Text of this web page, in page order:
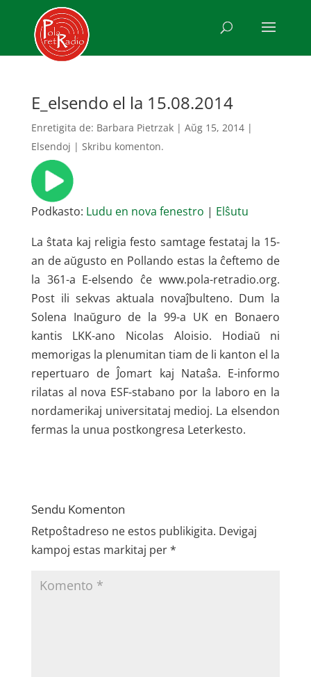
E_elsendo el la 15.08.2014
Enretigita de: Barbara Pietrzak| Aŭg 15, 2014|
Elsendoj | Skribu komenton.
Podkasto: Ludu en nova fenestro | Elŝutu
La ŝtata kaj religia festo samtage festataj la 15-
an de aŭgusto en Pollando estas la ĉeftemo de
la 361-a E-elsendo ĉe www.pola-retradio.org.
Post ili sekvas aktuala novaĵbulteno. Dum la
Solena Inaŭguro de la 99-a UK en Bonaero
kantis LKK-ano Nicolas Aloisio. Hodiaŭ ni
memorigas la plenumitan tiam de li kanton el la
repertuaro de Ĵomart kaj Nataŝa. E-informo
rilatas al nova ESF-stabano por la laboro en la
nordamerikaj universitataj medioj. La elsendon
fermas la unua postkongresa Leterkesto.
Sendu Komenton
Retpoŝtadreso ne estos publikigita. Devigaj
kampoj estas markitaj per*